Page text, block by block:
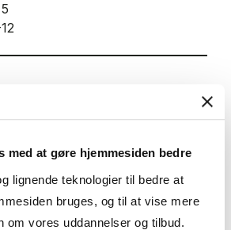
med at gøre hjemmesiden bedre
lignende teknologier til bedre at
bruges, og til at vise mere
om vores uddannelser og tilbud.